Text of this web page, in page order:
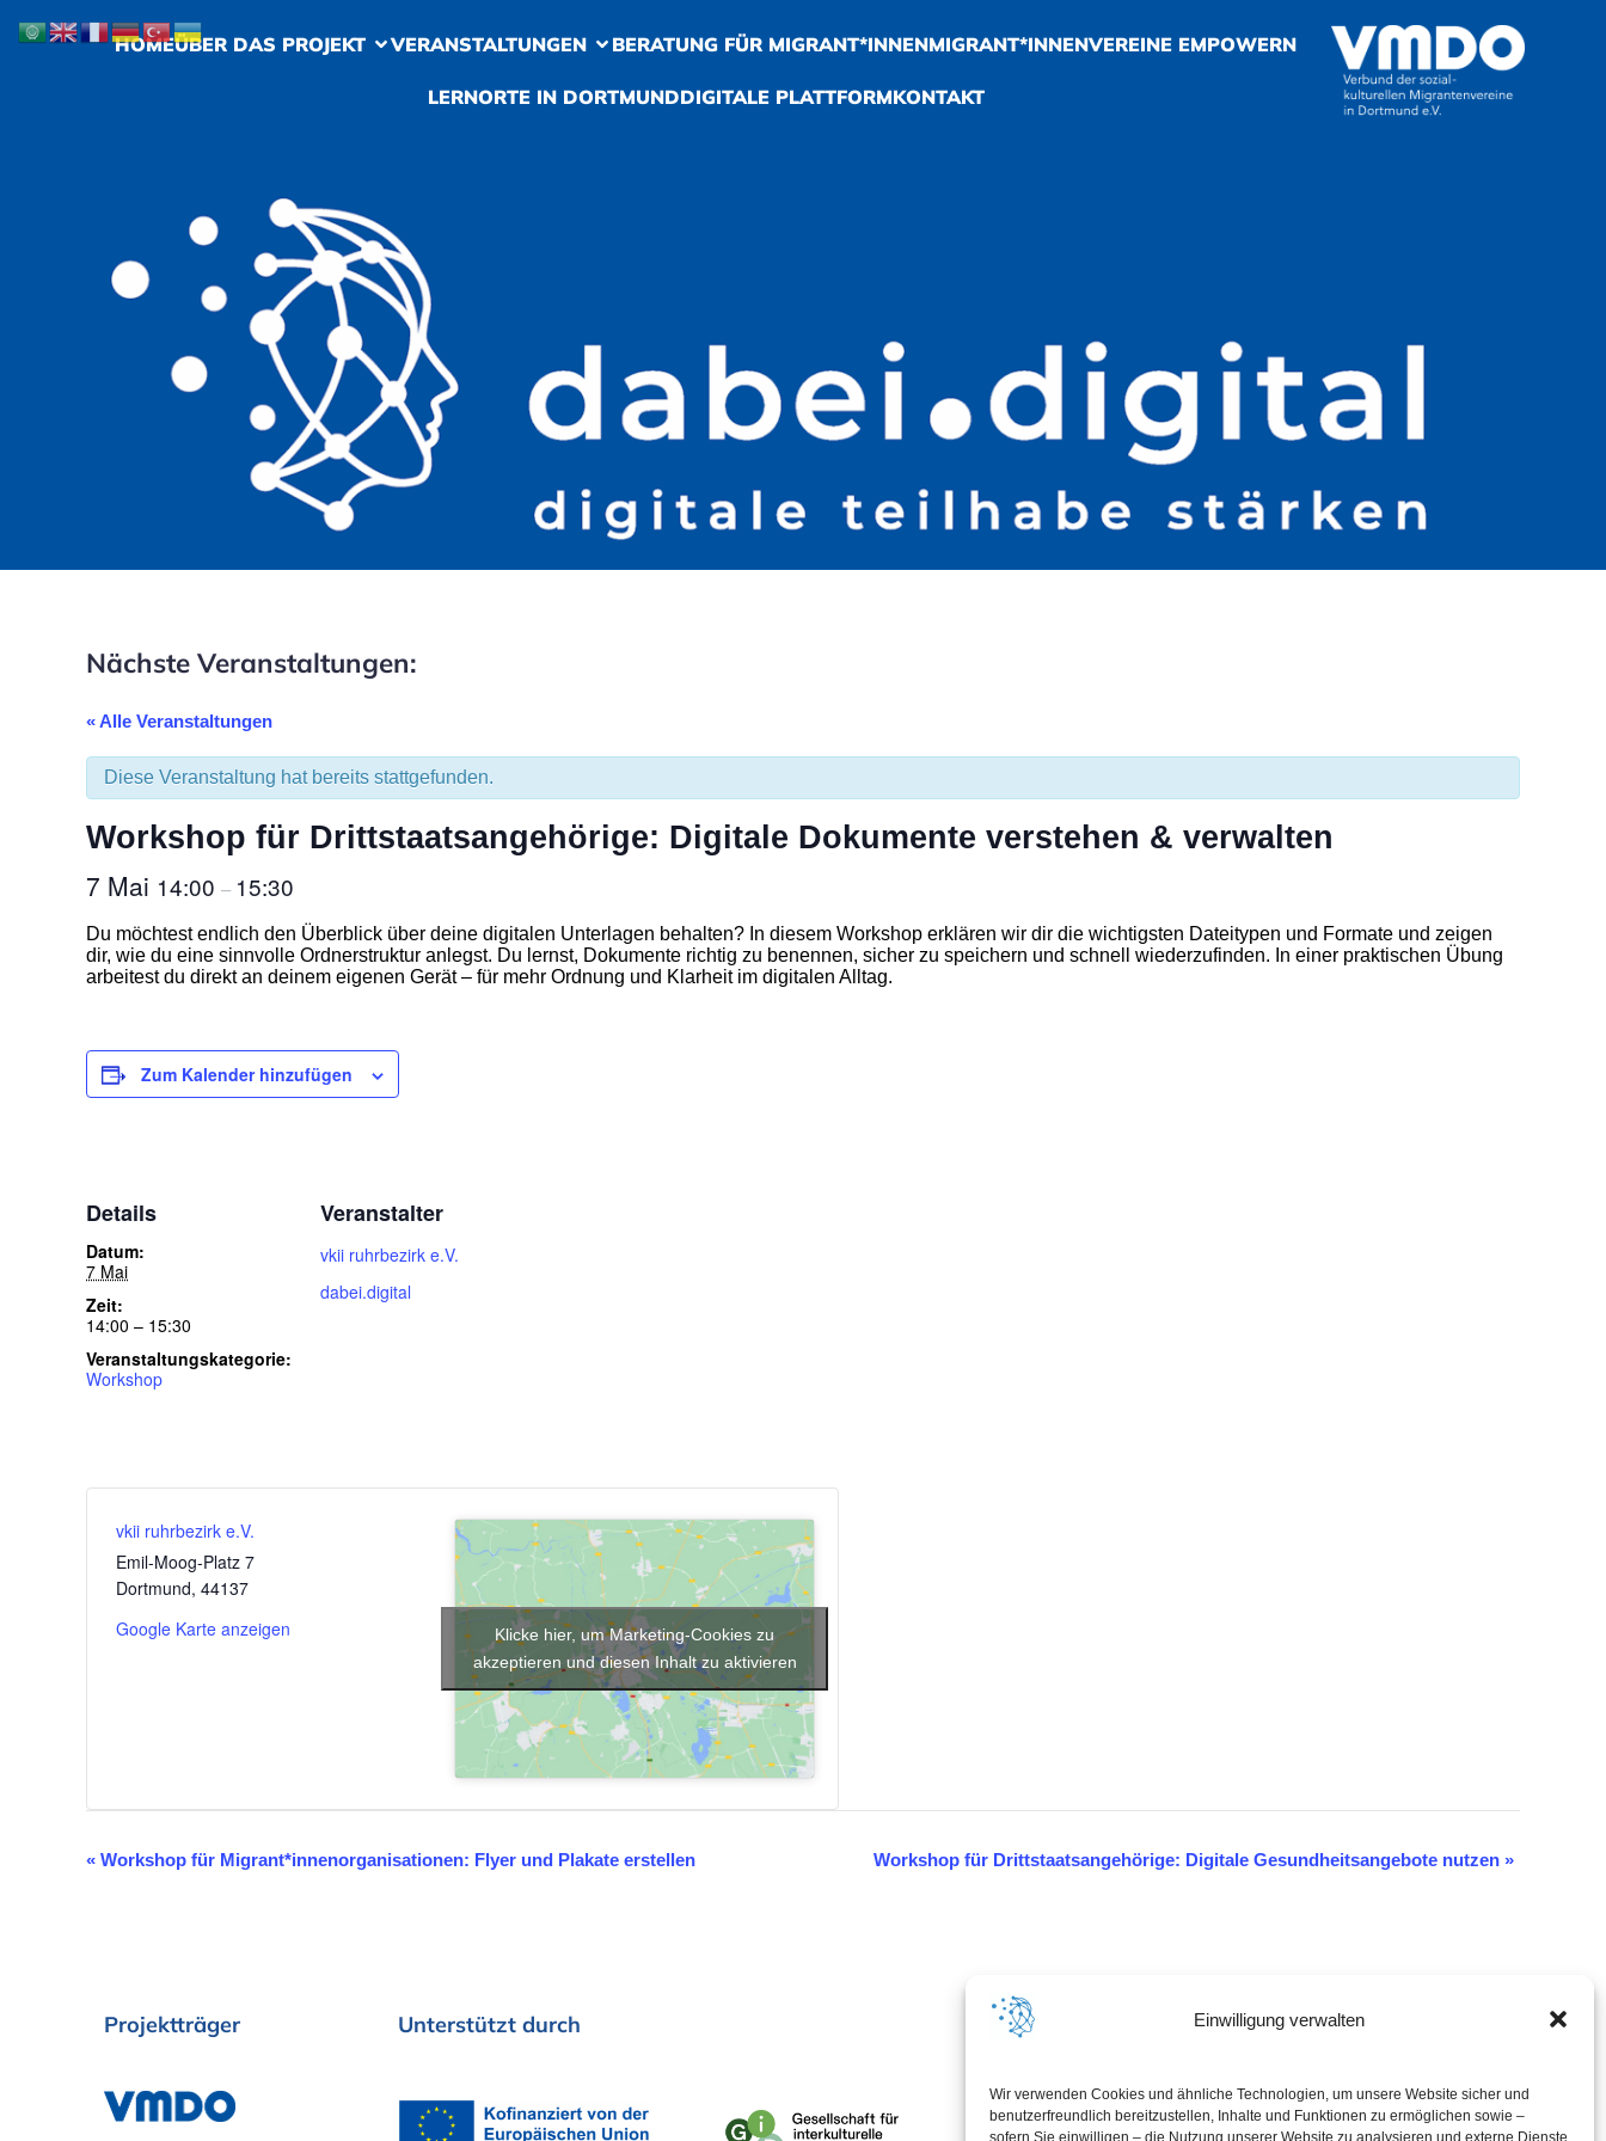
Einwilligung verwalten
Wir verwenden Cookies und ähnliche Technologien, um unsere Website sicher und
benutzerfreundlich bereitzustellen, Inhalte und Funktionen zu ermöglichen sowie –
sofern Sie einwilligen – die Nutzung unserer Website zu analysieren und externe Dienste
HOMEÜBER DAS PROJEKT VERANSTALTUNGEN BERATUNG FÜR MIGRANT*INNENMIGRANT*INNENVEREINE EMPOWERN
LERNORTE IN DORTMUNDDIGITALE PLATTFORMKONTAKT
Nächste Veranstaltungen:
« Alle Veranstaltungen
Diese Veranstaltung hat bereits stattgefunden.
Workshop für Drittstaatsangehörige: Digitale Dokumente verstehen & verwalten
7 Mai 14:00 – 15:30
Du möchtest endlich den Überblick über deine digitalen Unterlagen behalten? In diesem Workshop erklären wir dir die wichtigsten Dateitypen und Formate und zeigen
dir, wie du eine sinnvolle Ordnerstruktur anlegst. Du lernst, Dokumente richtig zu benennen, sicher zu speichern und schnell wiederzufinden. In einer praktischen Übung
arbeitest du direkt an deinem eigenen Gerät – für mehr Ordnung und Klarheit im digitalen Alltag.
Zum Kalender hinzufügen
Details
Datum:
7 Mai
Zeit:
14:00 – 15:30
Veranstaltungskategorie:
Workshop
Veranstalter
vkii ruhrbezirk e.V.
dabei.digital
vkii ruhrbezirk e.V.
Emil-Moog-Platz 7
Dortmund, 44137
Google Karte anzeigen
Klicke hier, um Marketing-Cookies zu
akzeptieren und diesen Inhalt zu aktivieren
V
« Workshop für Migrant*innenorganisationen: Flyer und Plakate erstellen Workshop für Drittstaatsangehörige: Digitale Gesundheitsangebote nutzen »
Projektträger Unterstützt durch In Kooperation mit